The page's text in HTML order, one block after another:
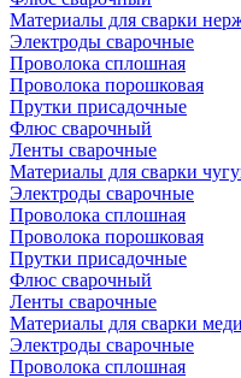
Материалы для сварки
Электроды сварочные
Проволока сплошная
Проволока порошковая
Прутки присадочные
Флюс сварочный
Ленты сварочные
Материалы для сварки
Электроды сварочные
Проволока сплошная
Проволока порошковая
Прутки присадочные
Флюс сварочный
Ленты сварочные
Материалы для сварки
Электроды сварочные
Проволока сплошная